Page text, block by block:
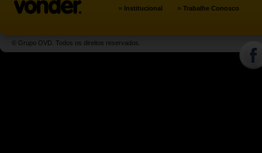
» Institucional » Trabalhe Conosco
© Grupo OVD. Todos os direitos reservados.